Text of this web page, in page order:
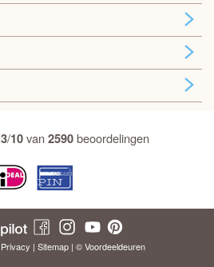
/10van2590beoordelingen
Privacy | Sitemap| © Voordeeldeuren